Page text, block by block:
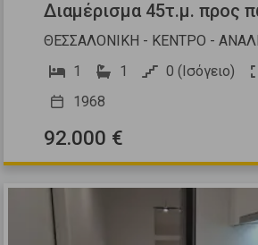
Διαμέρισμα 45τ.μ. προς
ΘΕΣΣΑΛΟΝΙΚΗ - ΚΕΝΤΡΟ -
1
1 0 (Ισόγειο)
1968
92.000 €